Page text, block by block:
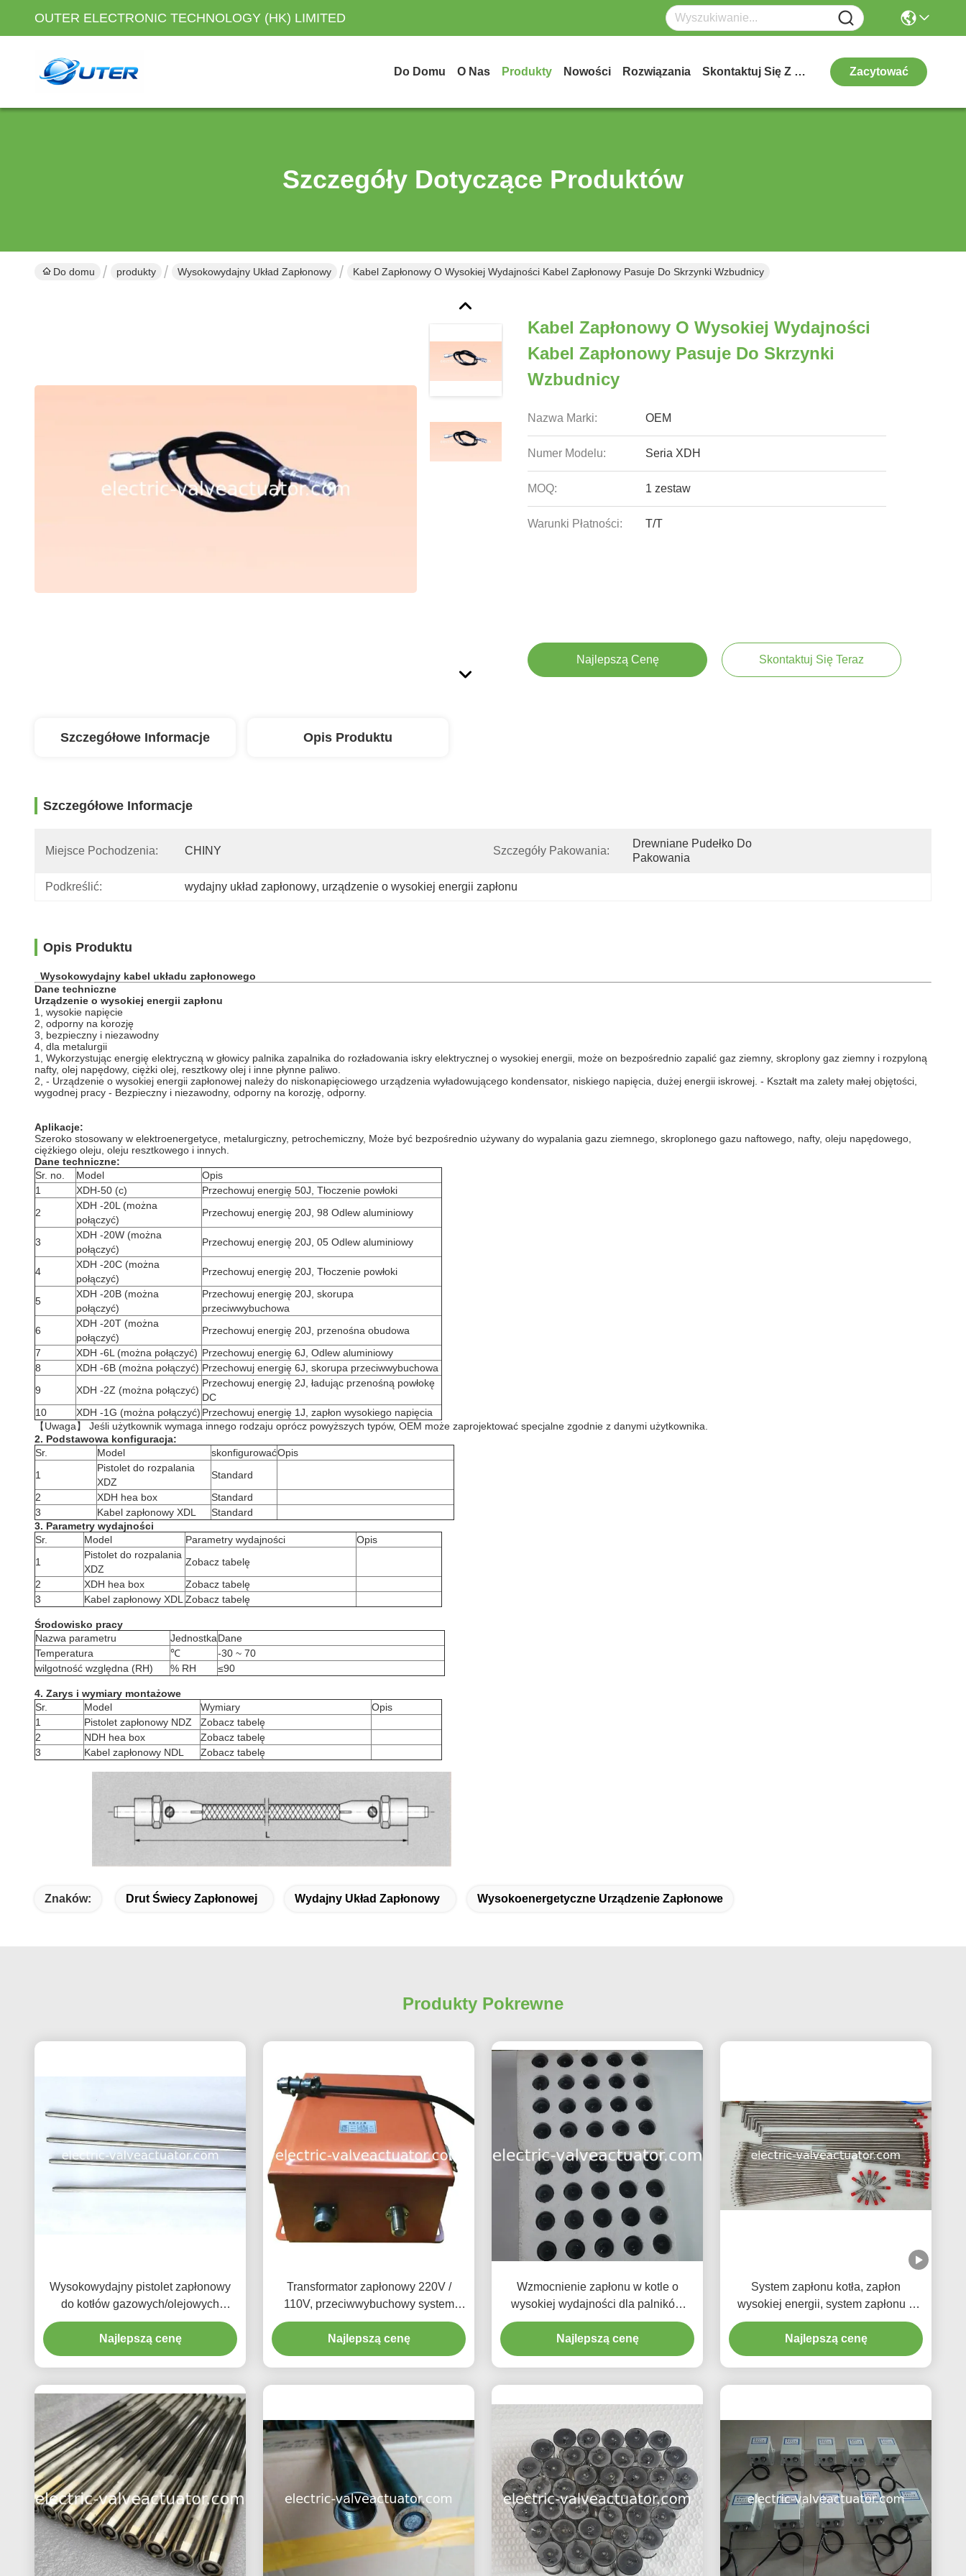
OUTER ELECTRONIC TECHNOLOGY (HK) LIMITED
Do Domu O Nas Produkty Nowości Rozwiązania Skontaktuj Się Z Nami Zacytować
Szczegóły Dotyczące Produktów
Do domu produkty Wysokowydajny Układ Zapłonowy Kabel Zapłonowy O Wysokiej Wydajności Kabel Zapłonowy Pasuje Do Skrzynki Wzbudnicy
Kabel Zapłonowy O Wysokiej Wydajności
Kabel Zapłonowy Pasuje Do Skrzynki
Wzbudnicy
Nazwa Marki: OEM
Numer Modelu: Seria XDH
MOQ: 1 zestaw
Warunki Płatności: T/T
Najlepszą Cenę Skontaktuj Się Teraz
Szczegółowe Informacje Opis Produktu
Szczegółowe Informacje
Miejsce Pochodzenia: CHINY Szczegóły Pakowania:
Drewniane Pudełko Do
Pakowania
Podkreślić: wydajny układ zapłonowy, urządzenie o wysokiej energii zapłonu
Opis Produktu
Wysokowydajny kabel układu zapłonowego
Dane techniczne
Urządzenie o wysokiej energii zapłonu
1, wysokie napięcie
2, odporny na korozję
3, bezpieczny i niezawodny
4, dla metalurgii
1, Wykorzystując energię elektryczną w głowicy palnika zapalnika do rozładowania iskry elektrycznej o wysokiej energii, może on bezpośrednio zapalić gaz ziemny, skroplony gaz ziemny i rozpyloną
nafty, olej napędowy, ciężki olej, resztkowy olej i inne płynne paliwo.
2, - Urządzenie o wysokiej energii zapłonowej należy do niskonapięciowego urządzenia wyładowującego kondensator, niskiego napięcia, dużej energii iskrowej. - Kształt ma zalety małej objętości,
wygodnej pracy - Bezpieczny i niezawodny, odporny na korozję, odporny.
Aplikacje:
Szeroko stosowany w elektroenergetyce, metalurgiczny, petrochemiczny, Może być bezpośrednio używany do wypalania gazu ziemnego, skroplonego gazu naftowego, nafty, oleju napędowego,
ciężkiego oleju, oleju resztkowego i innych.
Dane techniczne:
Sr. no.
Model
Opis
1
XDH-50 (c)
Przechowuj energię 50J, Tłoczenie powłoki
2
XDH -20L (można
połączyć)
Przechowuj energię 20J, 98 Odlew aluminiowy
3
XDH -20W (można
połączyć)
Przechowuj energię 20J, 05 Odlew aluminiowy
4
XDH -20C (można
połączyć)
Przechowuj energię 20J, Tłoczenie powłoki
5
XDH -20B (można
połączyć)
Przechowuj energię 20J, skorupa
przeciwwybuchowa
6
XDH -20T (można
połączyć)
Przechowuj energię 20J, przenośna obudowa
7
XDH -6L (można połączyć) Przechowuj energię 6J, Odlew aluminiowy
8
XDH -6B (można połączyć) Przechowuj energię 6J, skorupa przeciwwybuchowa
9
XDH -2Z (można połączyć)
Przechowuj energię 2J, ładując przenośną powłokę
DC
10
XDH -1G (można połączyć) Przechowuj energię 1J, zapłon wysokiego napięcia
【Uwaga】 Jeśli użytkownik wymaga innego rodzaju oprócz powyższych typów, OEM może zaprojektować specjalne zgodnie z danymi użytkownika.
2. Podstawowa konfiguracja:
Sr.
Model skonfigurowaćOpis
1
Pistolet do rozpalania
XDZ
Standard
2
XDH hea box
Standard
3
Kabel zapłonowy XDL
Standard
3. Parametry wydajności
Sr.
Model Parametry wydajności
Opis
1
Pistolet do rozpalania
XDZ
Zobacz tabelę
2
XDH hea box
Zobacz tabelę
3
Kabel zapłonowy XDL Zobacz tabelę
Środowisko pracy
Nazwa parametru
JednostkaDane
Temperatura
℃
-30 ~ 70
wilgotność względna (RH)
% RH ≤90
4. Zarys i wymiary montażowe
Sr.
Model Wymiary
Opis
1
Pistolet zapłonowy NDZ
Zobacz tabelę
2
NDH hea box
Zobacz tabelę
3
Kabel zapłonowy NDL Zobacz tabelę
Znaków: Drut Świecy Zapłonowej Wydajny Układ Zapłonowy Wysokoenergetyczne Urządzenie Zapłonowe
Produkty Pokrewne
Wysokowydajny pistolet zapłonowy
do kotłów gazowych/olejowych
Wysokowydajny system zapłonowy
do palników przemysłowych
Najlepszą cenę
Transformator zapłonowy 220V /
110V, przeciwwybuchowy system
zapłonowy, palnik kotła parowego
Najlepszą cenę
Wzmocnienie zapłonu w kotle o
wysokiej wydajności dla palników
przemysłowych
Najlepszą cenę
System zapłonu kotła, zapłon
wysokiej energii, system zapłonu o
wysokiej wydajności, monitorowanie
płomienia
Najlepszą cenę